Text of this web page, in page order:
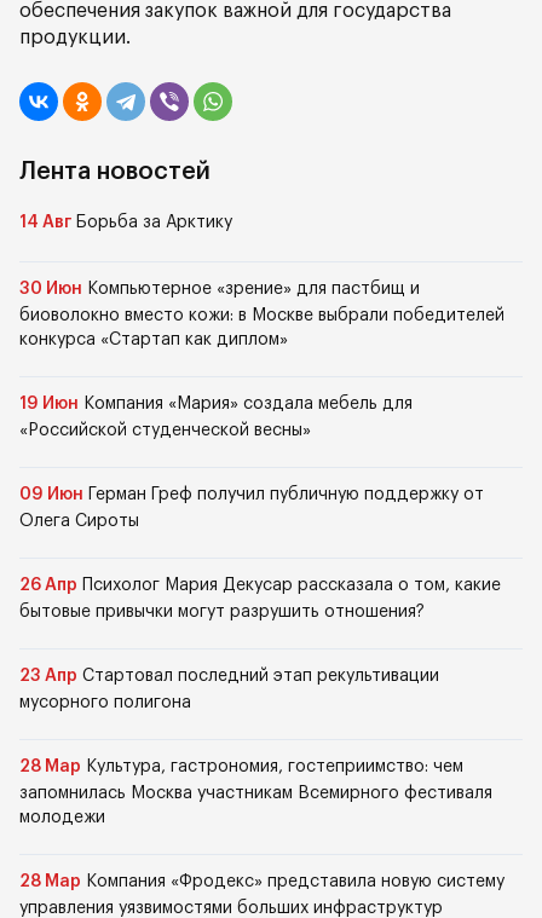
обеспечения закупок важной для государства
продукции.
Лента новостей
14 Авг Борьба за Арктику
30 Июн Компьютерное «зрение» для пастбищ и
биоволокно вместо кожи: в Москве выбрали победителей
конкурса «Стартап как диплом»
19 Июн Компания «Мария» создала мебель для
«Российской студенческой весны»
09 Июн
Герман Греф получил публичную поддержку от
Олега Сироты
26 Апр
Психолог Мария Декусар рассказала о том, какие
бытовые привычки могут разрушить отношения?
23 Апр Стартовал последний этап рекультивации
мусорного полигона
28 Мар Культура, гастрономия, гостеприимство: чем
запомнилась Москва участникам Всемирного фестиваля
молодежи
28 Мар Компания «Фродекс» представила новую систему
управления уязвимостями больших инфраструктур